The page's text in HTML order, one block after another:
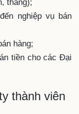
tháng);
nghiệp vụ bán
hàng;
tiền cho các Đại
thành viên